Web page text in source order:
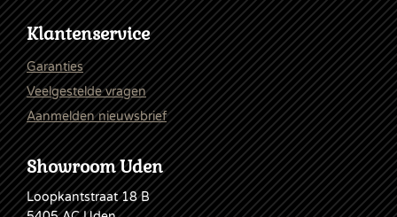
Klantenservice
Garanties
Veelgestelde vragen
Aanmelden nieuwsbrief
Showroom Uden
Loopkantstraat 18 B